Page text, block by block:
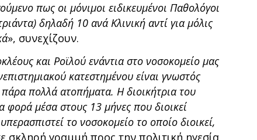
πως οι μόνιμοι ειδικευμένοι Παθολόγοι
δηλαδή 10 ανά Κλινική αντί για μόλις
», συνεχίζουν.
και Ροϊλού ενάντια στο νοσοκομείο μας
κατεστημένου είναι γνωστός
πάρα πολλά ατοπήματα. Η διοικήτρια του
μέσα στους 13 μήνες που διοικεί
το νοσοκομείο το οποίο διοικεί,
σκληρή γραμμή προς την πολιτική ηγεσία